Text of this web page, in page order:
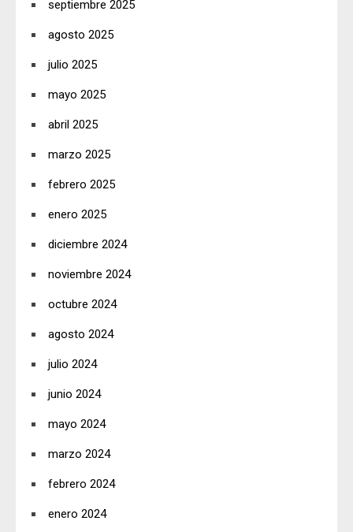
septiembre 2025
agosto 2025
julio 2025
mayo 2025
abril 2025
marzo 2025
febrero 2025
enero 2025
diciembre 2024
noviembre 2024
octubre 2024
agosto 2024
julio 2024
junio 2024
mayo 2024
marzo 2024
febrero 2024
enero 2024